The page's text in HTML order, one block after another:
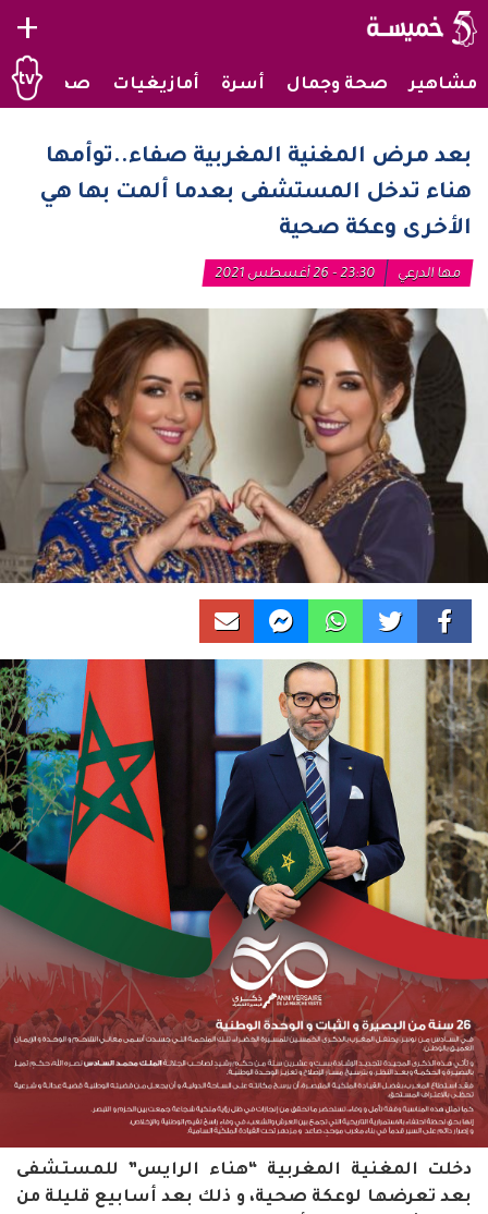
+
مشاهير صحة وجمال أسرة أمازيغيات صحراويات
بعد مرض المغنية المغربية صفاء..توأمها
هناء تدخل المستشفى بعدما ألمت بها هي
الأخرى وعكة صحية
مها الدرعي 23:30 - 26 أغسطس 2021
دخلت المغنية المغربية “هناء الرايس” للمستشفى
بعد تعرضها لوعكة صحية، و ذلك بعد أسابيع قليلة من